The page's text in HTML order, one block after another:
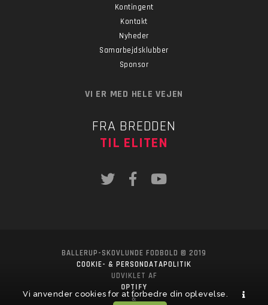
Vi anvender cookies for at forbedre din oplevelse.
Kontingent
Kontakt
Nyheder
Samarbejdsklubber
Sponsor
VI ER MED HELE VEJEN
FRA BREDDEN
TIL ELITEN
BALLERUP-SKOVLUNDE FODBOLD © 2019
COOKIE- & PERSONDATAPOLITIK
UDVIKLET AF
OPTIFY
&